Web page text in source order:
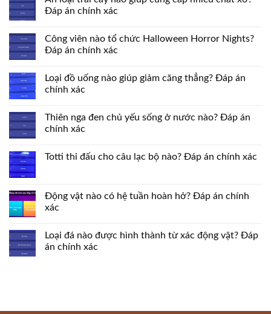
Đáp án chính xác
Công viên nào tổ chức Halloween Horror Nights?
Đáp án chính xác
Loại đồ uống nào giúp giảm căng thẳng? Đáp án
chính xác
Thiên nga đen chủ yếu sống ở nước nào? Đáp án
chính xác
Totti thi đấu cho câu lạc bộ nào? Đáp án chính xác
Động vật nào có hệ tuần hoàn hở? Đáp án chính
xác
Loại đá nào được hình thành từ xác động vật? Đáp
án chính xác